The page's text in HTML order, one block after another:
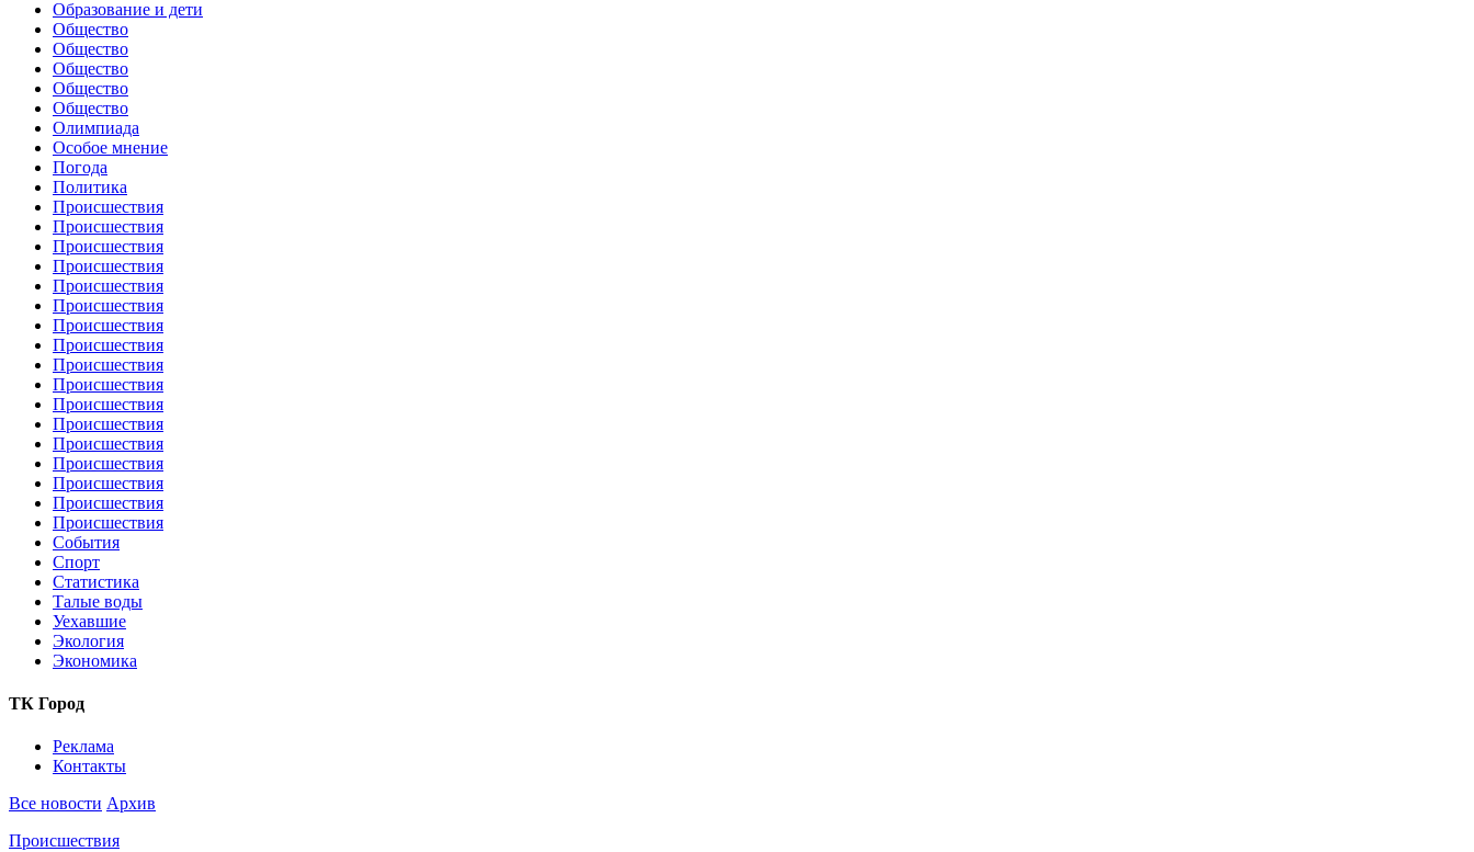
Образование и дети
Общество
Общество
Общество
Общество
Общество
Олимпиада
Особое мнение
Погода
Политика
Происшествия
Происшествия
Происшествия
Происшествия
Происшествия
Происшествия
Происшествия
Происшествия
Происшествия
Происшествия
Происшествия
Происшествия
Происшествия
Происшествия
Происшествия
Происшествия
Происшествия
События
Спорт
Статистика
Талые воды
Уехавшие
Экология
Экономика
ТК Город
Реклама
Контакты
Все новости Архив
Происшествия